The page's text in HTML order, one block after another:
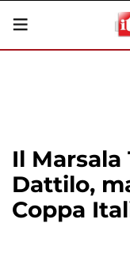
Il Marsala
Dattilo,
Coppa